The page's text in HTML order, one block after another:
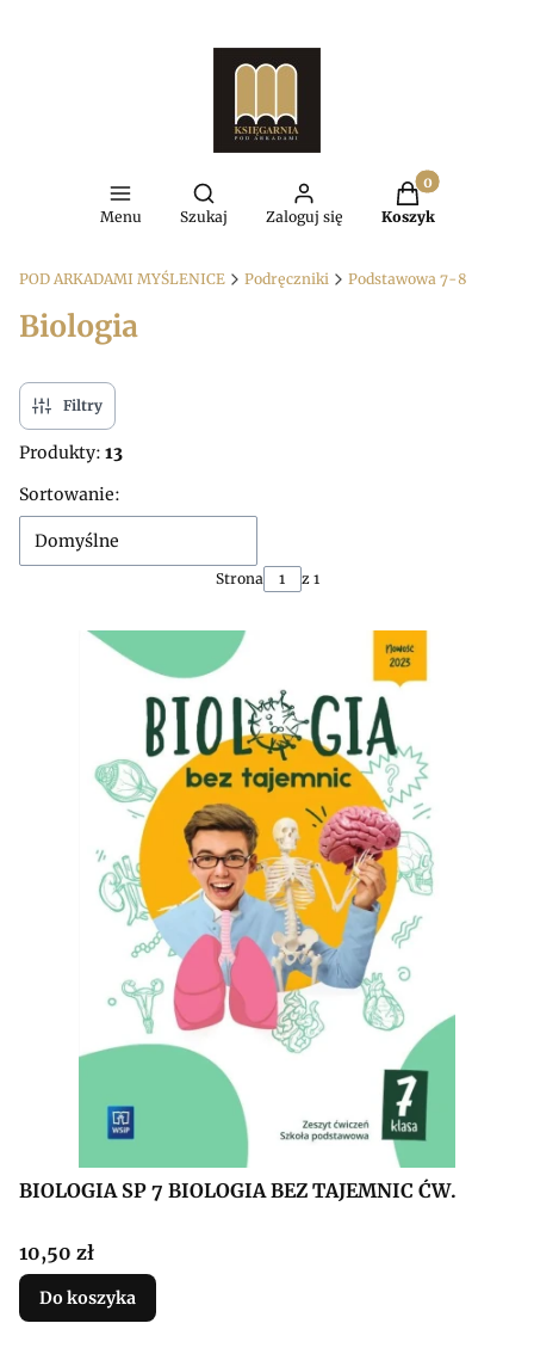
Menu
Otwórz wyszukiwarkę
Szukaj Zaloguj się
Produkty w
Koszyk
POD ARKADAMI MYŚLENICE Podręczniki Podstawowa 7-8
Biologia
Filtry
Produkty: 13
Lista produktów
Sortowanie:
Domyślne
Strona z 1
BIOLOGIA SP 7 BIOLOGIA BEZ TAJEMNIC ĆW.
Cena
10,50 zł
Do koszyka